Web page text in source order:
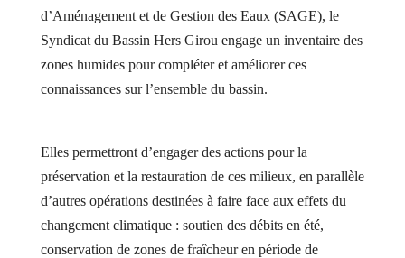
d’Aménagement et de Gestion des Eaux (SAGE), le
Syndicat du Bassin Hers Girou engage un inventaire des
zones humides pour compléter et améliorer ces
connaissances sur l’ensemble du bassin.
Elles permettront d’engager des actions pour la
préservation et la restauration de ces milieux, en parallèle
d’autres opérations destinées à faire face aux effets du
changement climatique : soutien des débits en été,
conservation de zones de fraîcheur en période de